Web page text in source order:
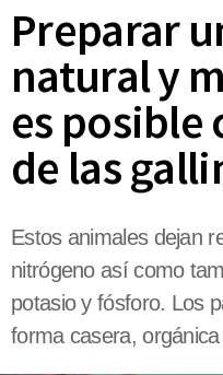
Preparar
natural y
es posible
de las
Estos animales dejan
nitrógeno así como
potasio y fósforo. Los
forma casera,